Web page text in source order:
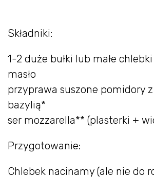
Składniki:
1-2 duże bułki lub małe chlebki
masło
przyprawa suszone pomidory
bazylią*
ser mozzarella** (plasterki +
Przygotowanie:
Chlebek nacinamy (ale nie do